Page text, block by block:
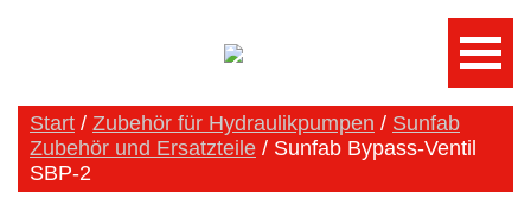
Start / Zubehör für Hydraulikpumpen / Sunfab
Zubehör und Ersatzteile / Sunfab Bypass-Ventil
SBP-2